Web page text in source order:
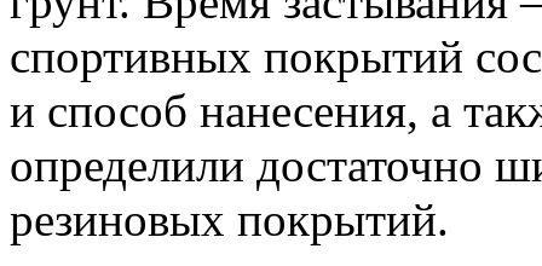
спортивных покрытий
и способ нанесения, а
определили достаточно
резиновых покрытий.